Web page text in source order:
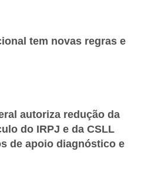
tem novas regras e
autoriza redução da
do IRPJ e da CSLL
de apoio diagnóstico e